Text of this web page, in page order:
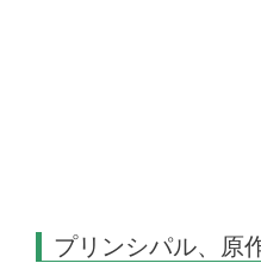
プリンシパル、原